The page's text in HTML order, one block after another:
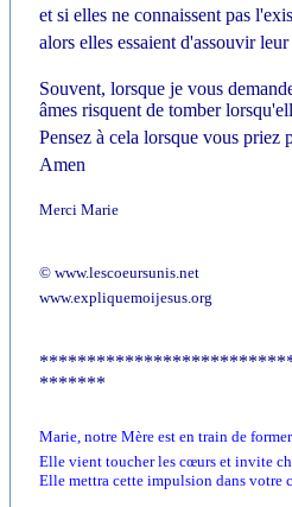
et si elles ne connaissent pas
alors elles essaient d'assouvir
Souvent, lorsque je vous
âmes risquent de tomber
Pensez à cela lorsque vous priez
Amen
Merci Marie
© www.lescoeursunis.net
www.expliquemoijesus.org
*******
Marie, notre Mère est en train de
Elle vient toucher les cœurs et invite
Elle mettra cette impulsion dans votre